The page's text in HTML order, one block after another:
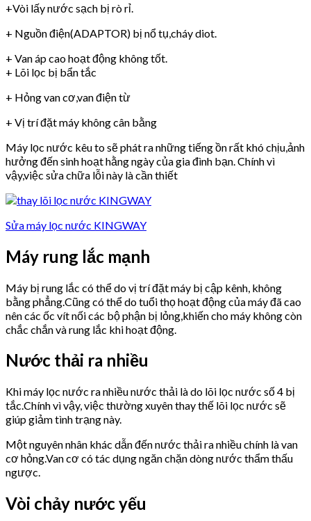
+Vòi lấy nước sạch bị rò rỉ.
+ Nguồn điện(ADAPTOR) bị nổ tụ,cháy diot.
+ Van áp cao hoạt động không tốt.
+ Lõi lọc bị bẩn tắc
+ Hỏng van cơ,van điện từ
+ Vị trí đặt máy không cân bằng
Máy lọc nước kêu to sẽ phát ra những tiếng ồn rất khó chịu,ảnh
hưởng đến sinh hoạt hằng ngày của gia đình bạn. Chính vì
vậy,việc sửa chữa lỗi này là cần thiết
Sửa máy lọc nước KINGWAY
Máy rung lắc mạnh
Máy bị rung lắc có thể do vị trí đặt máy bị cập kênh, không
bằng phẳng.Cũng có thể do tuổi thọ hoạt động của máy đã cao
nên các ốc vít nối các bộ phận bị lỏng,khiến cho máy không còn
chắc chắn và rung lắc khi hoạt động.
Nước thải ra nhiều
Khi máy lọc nước ra nhiều nước thải là do lõi lọc nước số 4 bị
tắc.Chính vì vậy, việc thường xuyên thay thế lõi lọc nước sẽ
giúp giảm tình trạng này.
Một nguyên nhân khác dẫn đến nước thải ra nhiều chính là van
cơ hỏng.Van cơ có tác dụng ngăn chặn dòng nước thẩm thấu
ngược.
Vòi chảy nước yếu